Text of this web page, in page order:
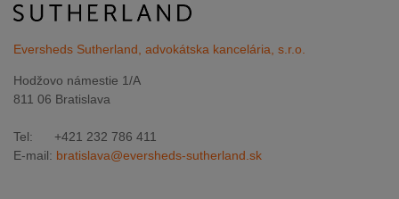
Eversheds Sutherland, advokátska kancelária, s.r.o.
Hodžovo námestie 1/A
811 06 Bratislava
Tel: +421 232 786 411
E-mail: bratislava@eversheds-sutherland.sk